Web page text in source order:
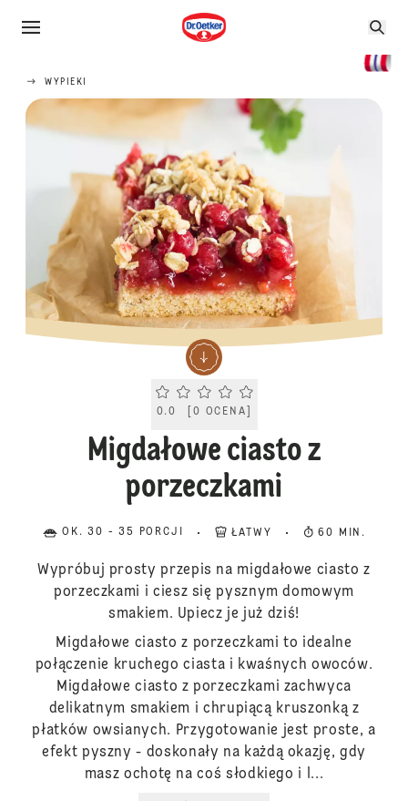
WYPIEKI
Current rating 0.0. Click to rate.
0.0 0 OCENA
Migdałowe ciasto z
porzeczkami
OK. 30 - 35 PORCJI ŁATWY 60 MIN.
Wypróbuj prosty przepis na migdałowe ciasto z
porzeczkami i ciesz się pysznym domowym
smakiem. Upiecz je już dziś!
Migdałowe ciasto z porzeczkami to idealne
połączenie kruchego ciasta i kwaśnych owoców.
Migdałowe ciasto z porzeczkami zachwyca
delikatnym smakiem i chrupiącą kruszonką z
płatków owsianych. Przygotowanie jest proste, a
efekt pyszny - doskonały na każdą okazję, gdy
masz ochotę na coś słodkiego i l...